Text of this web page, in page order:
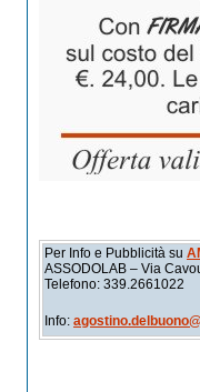
Per Info e Pubblicità su
ASSODOLAB – Via
Telefono: 339.2661022
Info: